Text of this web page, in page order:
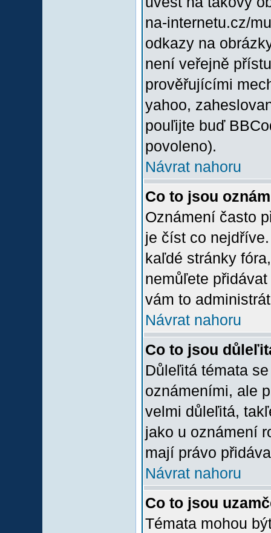
na-internetu.cz/
odkazy na
není veřejně
prověřujícími
yahoo,
pouľijte buď
povoleno).
Návrat nahoru
Co to jsou
Oznámení často
je číst co
kaľdé stránky
nemůľete
vám to
Návrat nahoru
Co to jsou
Důleľitá témata
oznámeními, ale
velmi důleľitá,
jako u oznámení
mají právo
Návrat nahoru
Co to jsou
Témata mohou